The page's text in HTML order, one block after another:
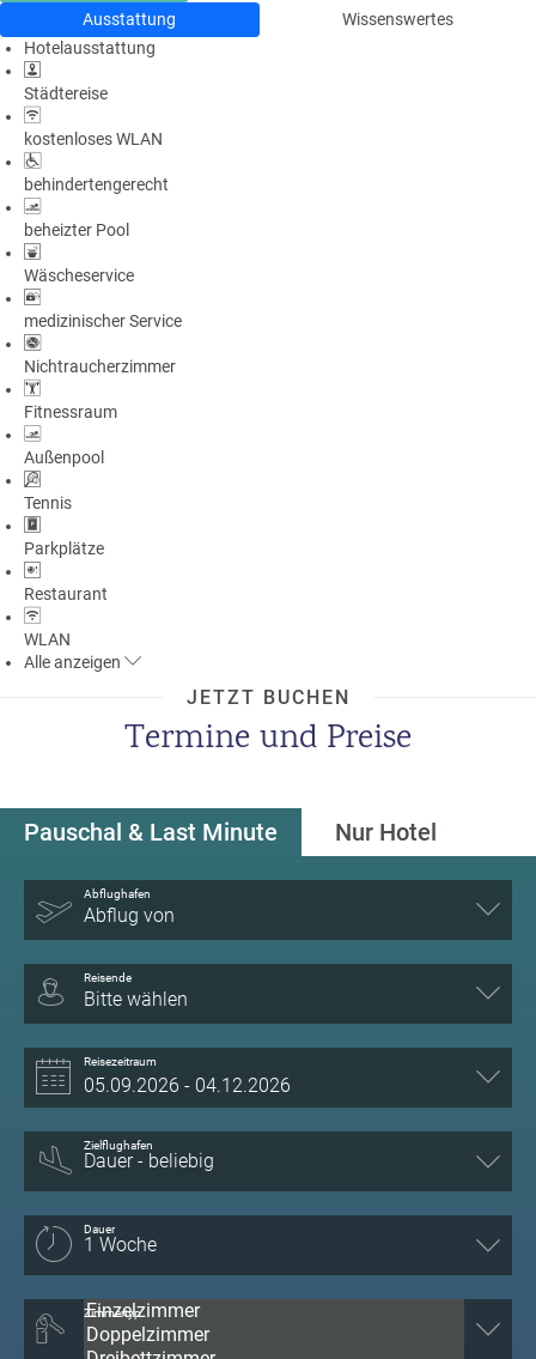
Ausstattung
Wissenswertes
Hotelausstattung
Städtereise
kostenloses WLAN
behindertengerecht
beheizter Pool
Wäscheservice
medizinischer Service
Nichtraucherzimmer
Fitnessraum
Außenpool
Tennis
Parkplätze
Restaurant
WLAN
Alleanzeigen
JETZT BUCHEN
Termine und Preise
Pauschal & Last Minute Nur Hotel
Abflughafen
Abflug von
Reisende
Bitte wählen
Reisezeitraum
Zielflughafen
Dauer
Zimmertyp